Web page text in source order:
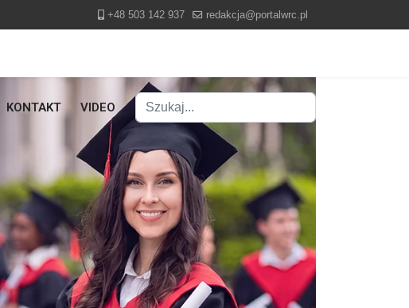
+48 503 142 937 redakcja@portalwrc.pl
KONTAKT VIDEO
Szukaj
Type 2 or more characters for results.